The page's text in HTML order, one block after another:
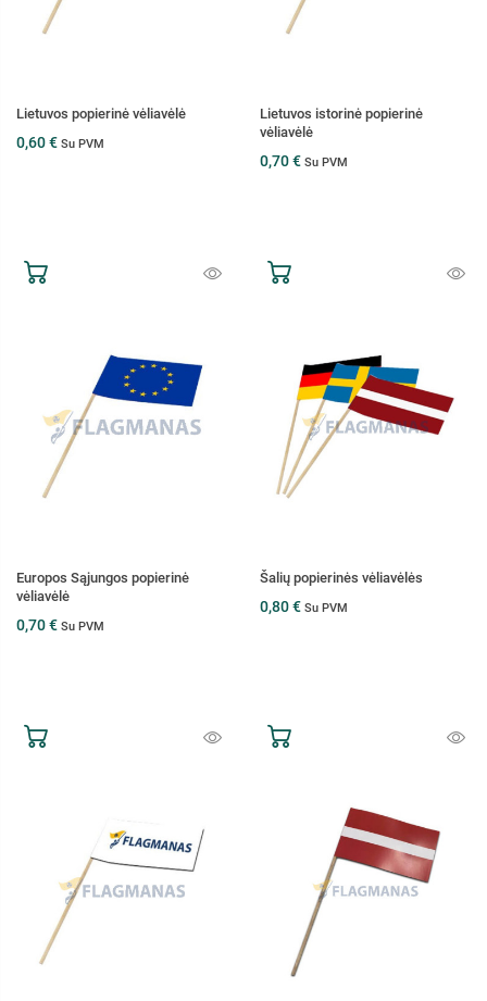
Lietuvos popierinė vėliavėlė
0,60 € Su PVM
Lietuvos istorinė popierinė
vėliavėlė
0,70 € Su PVM
Europos Sąjungos popierinė
vėliavėlė
0,70 € Su PVM
Šalių popierinės vėliavėlės
0,80 € Su PVM